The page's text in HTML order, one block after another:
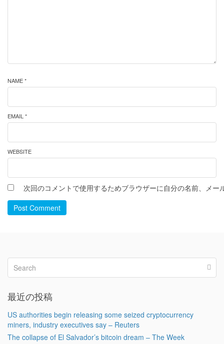
NAME *
EMAIL *
WEBSITE
次回のコメントで使用するためブラウザーに自分の名前、メー
Post Comment
最近の投稿
US authorities begin releasing some seized cryptocurrency
miners, industry executives say – Reuters
The collapse of El Salvador’s bitcoin dream – The Week